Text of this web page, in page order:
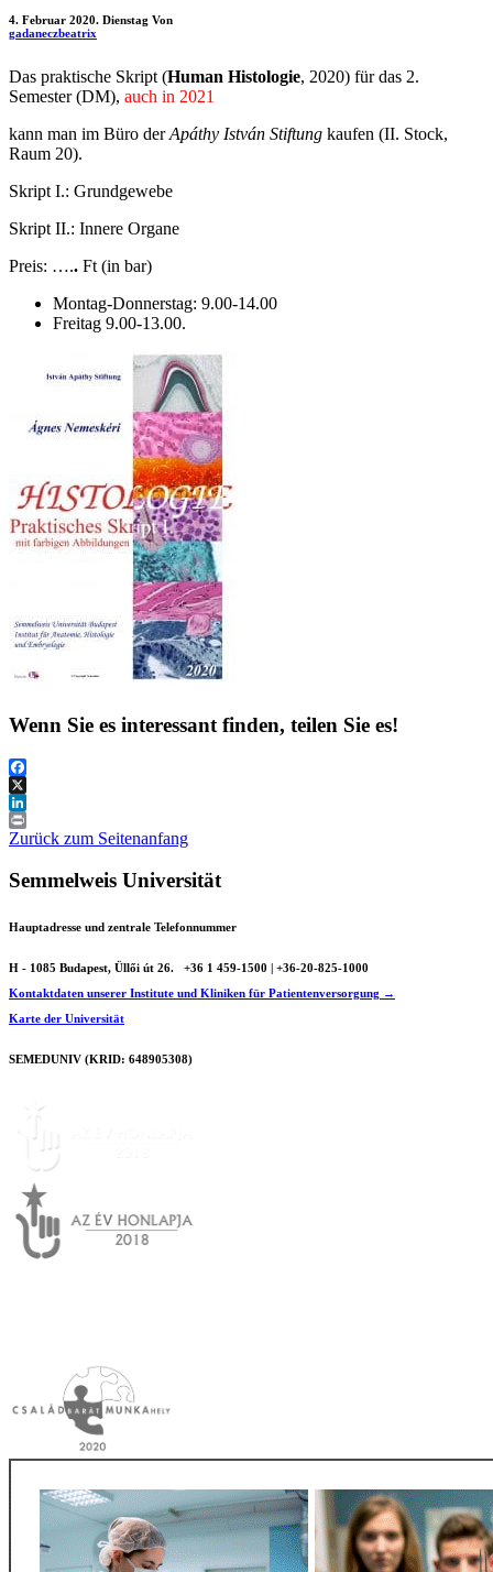
4. Februar 2020. Dienstag Von
gadaneczbeatrix
Das praktische Skript (Human Histologie, 2020) für das 2.
Semester (DM), auch in 2021
kann man im Büro derApáthy István Stiftung kaufen (II. Stock,
Raum 20).
Skript I.: Grundgewebe
Skript II.: Innere Organe
Preis: ….. Ft (in bar)
Montag-Donnerstag: 9.00-14.00
Freitag 9.00-13.00.
Wenn Sie es interessant finden, teilen Sie es!
Facebook
X
LinkedIn
Print
Zurück zum Seitenanfang
Semmelweis Universität
Hauptadresse und zentrale Telefonnummer
H - 1085 Budapest, Üllői út 26.
+36 1 459-1500 | +36-20-825-1000
Kontaktdaten unserer Institute und Kliniken für Patientenversorgung →
Karte der Universität
SEMEDUNIV (KRID: 648905308)